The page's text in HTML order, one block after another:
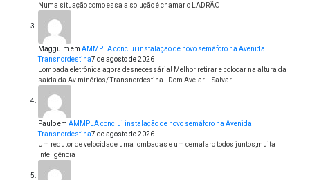
Numa situação como essa a solução é chamar o LADRÃO
Magguim em AMMPLA conclui instalação de novo semáforo na Avenida
Transnordestina7 de agosto de 2026
Lombada eletrônica agora desnecessária! Melhor retirar e colocar na altura da
saída da Av minérios/ Transnordestina - Dom Avelar... Salvar…
Pauloem AMMPLA conclui instalação de novo semáforo na Avenida
Transnordestina7 de agosto de 2026
Um redutor de velocidade uma lombadas e um cemafaro todos juntos,muita
inteligência